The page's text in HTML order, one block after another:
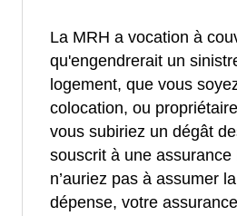
La MRH a vocation à
qu'engendrerait un
logement, que vous
colocation, ou
vous subiriez un dégât
souscrit à une assurance
n’auriez pas à assumer
dépense, votre